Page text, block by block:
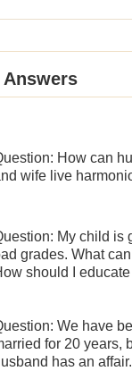
How can
wife live
My child is
grades. What
should I
We have
for 20 years,
has an